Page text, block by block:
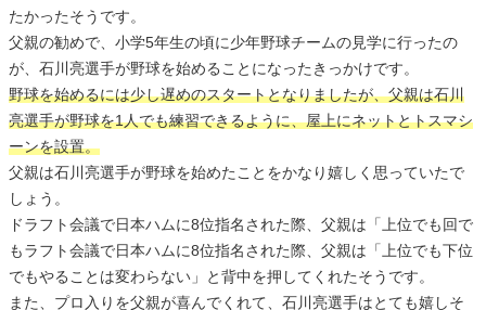
たかったそうです。
父親の勧めで、小学5年生の頃に少年野球チームの見学に行ったの
が、石川亮選手が野球を始めることになったきっかけです。
野球を始めるには少し遅めのスタートとなりましたが、父親は石川
亮選手が野球を1人でも練習できるように、屋上にネットとトスマシ
ーンを設置。
父親は石川亮選手が野球を始めたことをかなり嬉しく思っていたで
しょう。
ドラフト会議で日本ハムに8位指名された際、父親は「上位でも回で
もラフト会議で日本ハムに8位指名された際、父親は「上位でも下位
でもやることは変わらない」と背中を押してくれたそうです。
また、プロ入りを父親が喜んでくれて、石川亮選手はとても嬉しそ